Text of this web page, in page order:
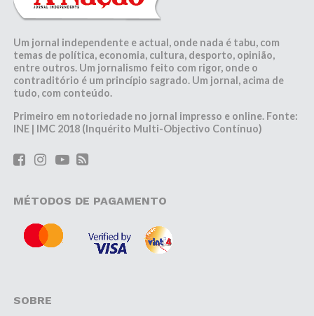
Um jornal independente e actual, onde nada é tabu, com
temas de política, economia, cultura, desporto, opinião,
entre outros. Um jornalismo feito com rigor, onde o
contraditório é um princípio sagrado. Um jornal, acima de
tudo, com conteúdo.
Primeiro em notoriedade no jornal impresso e online. Fonte:
INE | IMC 2018 (Inquérito Multi-Objectivo Contínuo)
MÉTODOS DE PAGAMENTO
SOBRE